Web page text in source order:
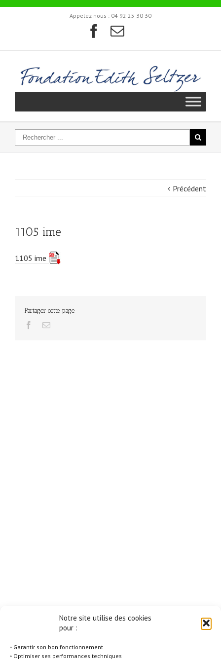
Notre site utilise des cookies
pour :
◦ Garantir son bon fonctionnement
◦ Optimiser ses performances techniques
Appelez nous : 04 92 25 30 30
Précédent
1105 ime
1105 ime
Partager cette page